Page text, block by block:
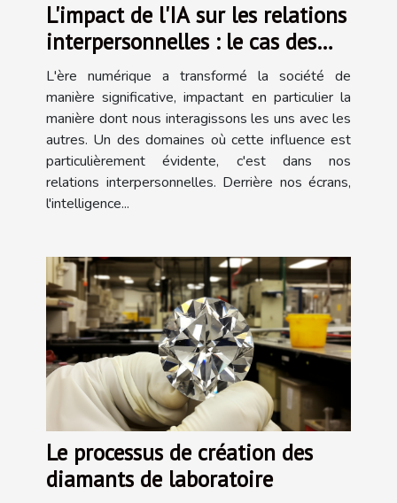
L'impact de l'IA sur les relations
interpersonnelles : le cas des
applications de petites amies
virtuelles
L'ère numérique a transformé la société de
manière significative, impactant en particulier la
manière dont nous interagissons les uns avec les
autres. Un des domaines où cette influence est
particulièrement évidente, c'est dans nos
relations interpersonnelles. Derrière nos écrans,
l'intelligence...
Le processus de création des
diamants de laboratoire